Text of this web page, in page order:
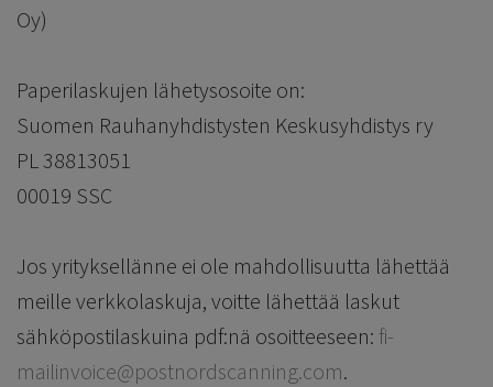
Oy)
Paperilaskujen lähetysosoite on:
Suomen Rauhanyhdistysten Keskusyhdistys ry
PL 38813051
00019 SSC
Jos yrityksellänne ei ole mahdollisuutta lähettää
meille verkkolaskuja, voitte lähettää laskut
sähköpostilaskuina pdf:nä osoitteeseen: fi-
mailinvoice@postnordscanning.com.